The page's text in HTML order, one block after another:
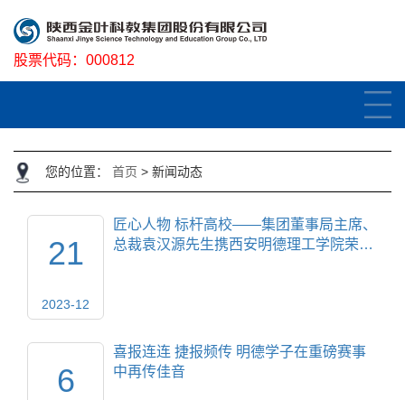
股票代码： 000812
您的位置： 首页 > 新闻动态
21
2023-12
匠心人物 标杆高校——集团董事局主席、
总裁袁汉源先生携西安明德理工学院荣…
6
喜报连连 捷报频传 明德学子在重磅赛事
中再传佳音